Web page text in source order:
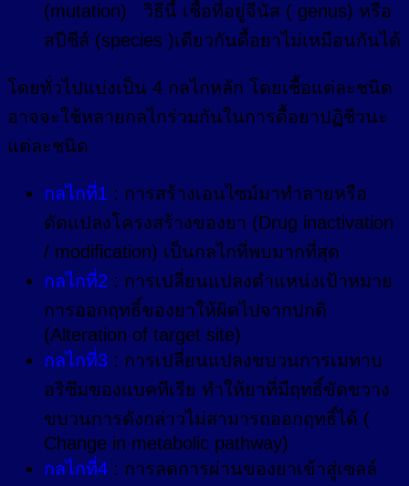
(mutation) วิธีนี้ เชื้อที่อยู่จีนัส ( genus) หรือ
สปีชีส์ (species )เดียวกันดื้อยาไม่เหมือนกันได้
โดยทั่วไปแบ่งเป็น 4 กลไกหลัก โดยเชื้อแต่ละชนิด
อาจจะใช้หลายกลไกร่วมกันในการดื้อยาปฏิชีวนะ
แต่ละชนิด
กลไกที่1 : การสร้างเอนไซม์มาทำลายหรือ
ดัดแปลงโครงสร้างของยา (Drug inactivation
/ modification) เป็นกลไกที่พบมากที่สุด
กลไกที่2 : การเปลี่ยนแปลงตำแหน่งเป้าหมาย
การออกฤทธิ์ของยาให้ผิดไปจากปกติ
(Alteration of target site)
กลไกที่3 : การเปลี่ยนแปลงขบวนการเมทาบ
อริซึมของแบคทีเรีย ทำให้ยาที่มีฤทธิ์ขัดขวาง
ขบวนการดังกล่าวไม่สามารถออกฤทธิ์ได้ (
Change in metabolic pathway)
กลไกที่4 : การลดการผ่านของยาเข้าสู่เซลล์